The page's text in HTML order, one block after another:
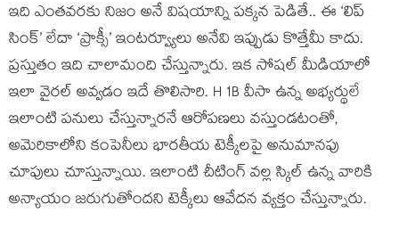
ఇది ఎంతవరకు నిజం అనే విషయాన్ని పక్కన పెడితే.. ఈ ‘లిప్
సింక్’ లేదా ‘ప్రాక్సీ’ ఇంటర్వ్యూలు అనేవి ఇప్పుడు కొత్తేమీ కాదు.
ప్రస్తుతం ఇది చాలామంది చేస్తున్నారు. ఇక సోషల్ మీడియాలో
ఇలా వైరల్ అవ్వడం ఇదే తొలిసారి. H 1B వీసా ఉన్న అభ్యర్థులే
ఇలాంటి పనులు చేస్తున్నారనే ఆరోపణలు వస్తుండటంతో,
అమెరికాలోని కంపెనీలు భారతీయ టెక్కీలపై అనుమానపు
చూపులు చూస్తున్నాయి. ఇలాంటి చీటింగ్ వల్ల స్కిల్ ఉన్న వారికి
అన్యాయం జరుగుతోందని టెక్కీలు ఆవేదన వ్యక్తం చేస్తున్నారు.